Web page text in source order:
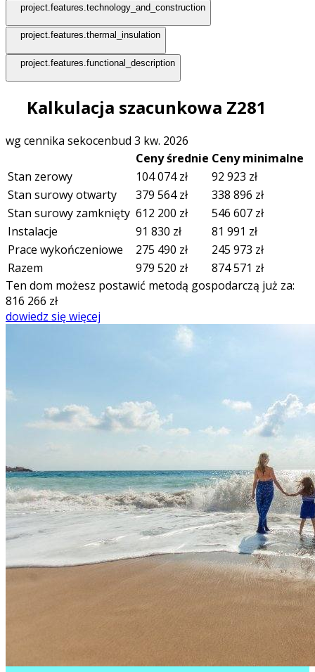
project.features.technology_and_construction
project.features.thermal_insulation
project.features.functional_description
Kalkulacja szacunkowa Z281
wg cennika sekocenbud 3 kw. 2026
Ceny średnie Ceny minimalne
Stan zerowy
104 074zł 92 923 zł
Stan surowy otwarty
379 564zł 338 896 zł
Stan surowy zamknięty 612 200 zł 546 607 zł
Instalacje
91 830 zł 81 991 zł
Prace wykończeniowe
275 490 zł 245 973 zł
Razem
979 520 zł 874 571 zł
Ten dom możesz postawić metodą gospodarczą już za:
816 266 zł
dowiedz się więcej